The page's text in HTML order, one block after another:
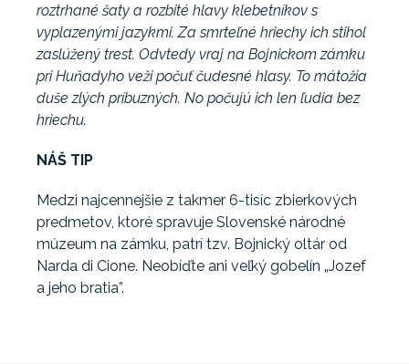
roztrhané šaty a rozbité hlavy klebetníkov s
vyplazenými jazykmi. Za smrteľné hriechy ich stihol
zaslúžený trest. Odvtedy vraj na Bojnickom zámku
pri Huňadyho veži počuť čudesné hlasy. To mátožia
duše zlých príbuzných. No počujú ich len ľudia bez
hriechu.
NÁŠ TIP
Medzi najcennejšie z takmer 6-tisíc zbierkových
predmetov, ktoré spravuje Slovenské národné
múzeum na zámku, patrí tzv. Bojnický oltár od
Narda di Cione. Neobíďte ani veľký gobelín „Jozef
a jeho bratia”.